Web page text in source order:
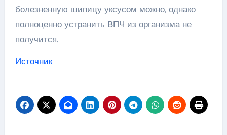
болезненную шипицу уксусом можно, однако
полноценно устранить ВПЧ из организма не
получится.
Источник